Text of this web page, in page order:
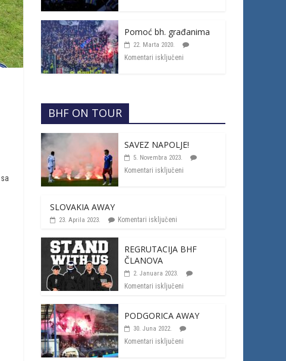
Pomoć bh. građanima
22. Marta 2020.
Komentari isključeni
BHF ON TOUR
SAVEZ NAPOLJE!
5. Novembra 2023.
Komentari isključeni
SLOVAKIA AWAY
23. Aprila 2023. Komentari isključeni
REGRUTACIJA BHF
ČLANOVA
2. Januara 2023.
Komentari isključeni
PODGORICA AWAY
30. Juna 2022.
Komentari isključeni